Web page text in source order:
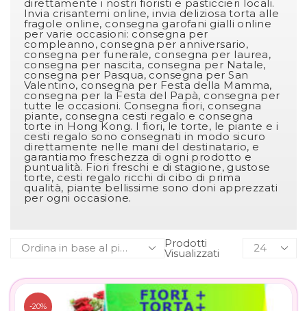
direttamente i nostri fioristi e pasticcieri locali.
Invia crisantemi online, invia deliziosa torta alle
fragole online, consegna garofani gialli online
per varie occasioni: consegna per
compleanno, consegna per anniversario,
consegna per funerale, consegna per laurea,
consegna per nascita, consegna per Natale,
consegna per Pasqua, consegna per San
Valentino, consegna per Festa della Mamma,
consegna per la Festa del Papà, consegna per
tutte le occasioni. Consegna fiori, consegna
piante, consegna cesti regalo e consegna
torte in Hong Kong. I fiori, le torte, le piante e i
cesti regalo sono consegnati in modo sicuro
direttamente nelle mani del destinatario, e
garantiamo freschezza di ogni prodotto e
puntualità. Fiori freschi e di stagione, gustose
torte, cesti regalo ricchi di cibo di prima
qualità, piante bellissime sono doni apprezzati
per ogni occasione.
Prodotti
Visualizzati
-20%